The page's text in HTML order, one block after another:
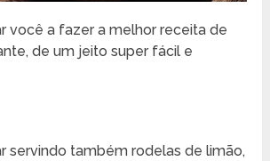
você a fazer a melhor receita de
de um jeito super fácil e
servindo também rodelas de limão,